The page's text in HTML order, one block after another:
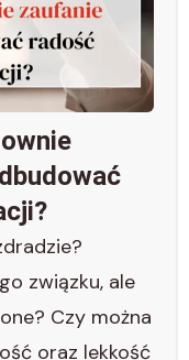
związku, ale
Czy można
oraz lekkość